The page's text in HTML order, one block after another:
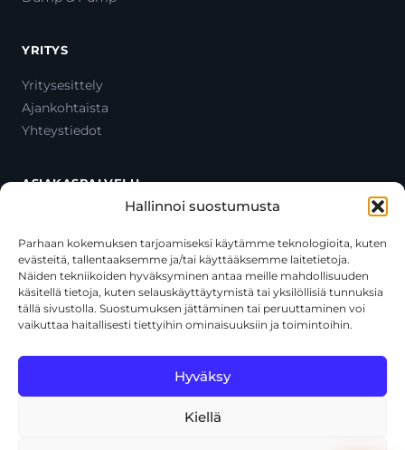
Hallinnoi suostumusta
Parhaan kokemuksen tarjoamiseksi käytämme teknologioita, kuten
evästeitä, tallentaaksemme ja/tai käyttääksemme laitetietoja.
Näiden tekniikoiden hyväksyminen antaa meille mahdollisuuden
käsitellä tietoja, kuten selauskäyttäytymistä tai yksilöllisiä tunnuksia
tällä sivustolla. Suostumuksen jättäminen tai peruuttaminen voi
vaikuttaa haitallisesti tiettyihin ominaisuuksiin ja toimintoihin.
Hyväksy
Kiellä
YRITYS
Yritysesittely
Ajankohtaista
Yhteystiedot
ASIAKASPALVELU
Oma tili
Maksutavat
Toimitustavat
Usein kysytyt kysymykset
+358 44 270 3795
asiakaspalvelu@toolcat.fi